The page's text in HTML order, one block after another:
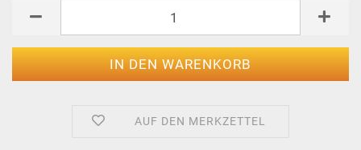
AUF DEN MERKZETTEL